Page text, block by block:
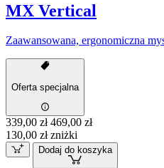
MX Vertical
Zaawansowana, ergonomiczna
Oferta specjalna
339,00 zł 469,00 zł
130,00 zł zniżki
Dodaj do koszyka